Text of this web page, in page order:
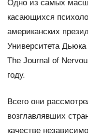
Одно из самых
касающихся
американских
Университета
The Journal of
году.
Всего они
возглавлявших
качестве